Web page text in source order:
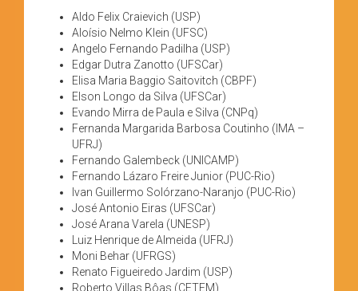
Aldo Felix Craievich (USP)
Aloísio Nelmo Klein (UFSC)
Angelo Fernando Padilha (USP)
Edgar Dutra Zanotto (UFSCar)
Elisa Maria Baggio Saitovitch (CBPF)
Elson Longo da Silva (UFSCar)
Evando Mirra de Paula e Silva (CNPq)
Fernanda Margarida Barbosa Coutinho (IMA –
UFRJ)
Fernando Galembeck (UNICAMP)
Fernando Lázaro Freire Junior (PUC-Rio)
Ivan Guillermo Solórzano-Naranjo (PUC-Rio)
José Antonio Eiras (UFSCar)
José Arana Varela (UNESP)
Luiz Henrique de Almeida (UFRJ)
Moni Behar (UFRGS)
Renato Figueiredo Jardim (USP)
Roberto Villas Bôas (CETEM)